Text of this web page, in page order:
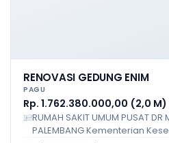
RENOVASI GEDUNG ENIM
PAGU
Rp. 1.762.380.000,00 (2,0 M)
RUMAH SAKIT UMUM PUSAT DR
PALEMBANG Kementerian